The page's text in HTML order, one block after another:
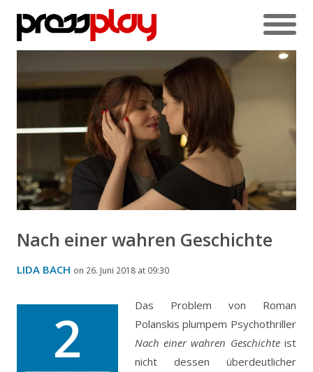
Nach einer wahren Geschichte
LIDA BACH on 26. Juni 2018 at 09:30
2
Das Problem von Roman
Polanskis plumpem Psychothriller
Nach einer wahren Geschichteist
nicht dessen überdeutlicher